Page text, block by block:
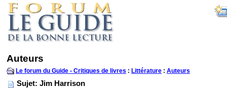
Auteurs
Le forum du Guide - Critiques de livres : Littérature : Auteurs
Sujet: Jim Harrison